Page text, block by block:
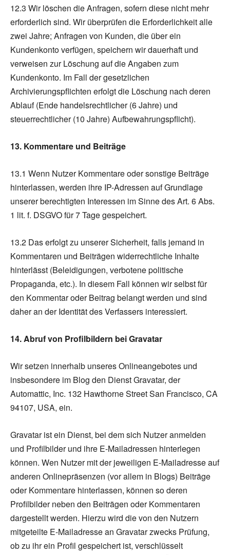
12.3 Wir löschen die Anfragen, sofern diese nicht mehr
erforderlich sind. Wir überprüfen die Erforderlichkeit alle
zwei Jahre; Anfragen von Kunden, die über ein
Kundenkonto verfügen, speichern wir dauerhaft und
verweisen zur Löschung auf die Angaben zum
Kundenkonto. Im Fall der gesetzlichen
Archivierungspflichten erfolgt die Löschung nach deren
Ablauf (Ende handelsrechtlicher (6 Jahre) und
steuerrechtlicher (10 Jahre) Aufbewahrungspflicht).
13. Kommentare und Beiträge
13.1 Wenn Nutzer Kommentare oder sonstige Beiträge
hinterlassen, werden ihre IP-Adressen auf Grundlage
unserer berechtigten Interessen im Sinne des Art. 6 Abs.
1 lit. f. DSGVO für 7 Tage gespeichert.
13.2 Das erfolgt zu unserer Sicherheit, falls jemand in
Kommentaren und Beiträgen widerrechtliche Inhalte
hinterlässt (Beleidigungen, verbotene politische
Propaganda, etc.). In diesem Fall können wir selbst für
den Kommentar oder Beitrag belangt werden und sind
daher an der Identität des Verfassers interessiert.
14. Abruf von Profilbildern bei Gravatar
Wir setzen innerhalb unseres Onlineangebotes und
insbesondere im Blog den Dienst Gravatar, der
Automattic, Inc. 132 Hawthorne Street San Francisco, CA
94107, USA, ein.
Gravatar ist ein Dienst, bei dem sich Nutzer anmelden
und Profilbilder und ihre E-Mailadressen hinterlegen
können. Wen Nutzer mit der jeweiligen E-Mailadresse auf
anderen Onlinepräsenzen (vor allem in Blogs) Beiträge
oder Kommentare hinterlassen, können so deren
Profilbilder neben den Beiträgen oder Kommentaren
dargestellt werden. Hierzu wird die von den Nutzern
mitgeteilte E-Mailadresse an Gravatar zwecks Prüfung,
ob zu ihr ein Profil gespeichert ist, verschlüsselt